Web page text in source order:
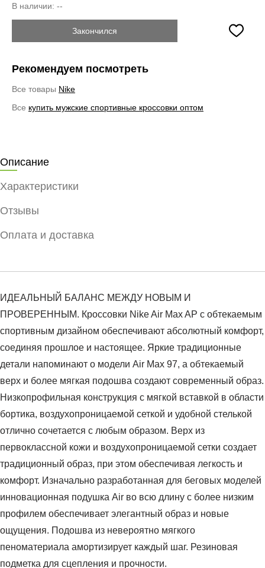
В наличии: --
Закончился
Рекомендуем посмотреть
Все товары Nike
Все купить мужские спортивные кроссовки оптом
Описание
Характеристики
Отзывы
Оплата и доставка
ИДЕАЛЬНЫЙ БАЛАНС МЕЖДУ НОВЫМ И
ПРОВЕРЕННЫМ. Кроссовки Nike Air Max AP с обтекаемым
спортивным дизайном обеспечивают абсолютный комфорт,
соединяя прошлое и настоящее. Яркие традиционные
детали напоминают о модели Air Max 97, а обтекаемый
верх и более мягкая подошва создают современный образ.
Низкопрофильная конструкция с мягкой вставкой в области
бортика, воздухопроницаемой сеткой и удобной стелькой
отлично сочетается с любым образом. Верх из
первоклассной кожи и воздухопроницаемой сетки создает
традиционный образ, при этом обеспечивая легкость и
комфорт. Изначально разработанная для беговых моделей
инновационная подушка Air во всю длину с более низким
профилем обеспечивает элегантный образ и новые
ощущения. Подошва из невероятно мягкого
пеноматериала амортизирует каждый шаг. Резиновая
подметка для сцепления и прочности.